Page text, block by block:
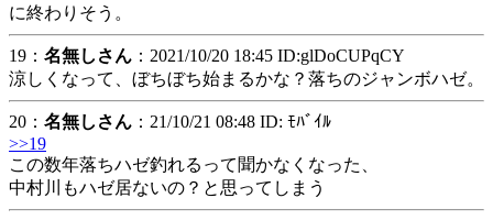
に終わりそう。
19： 名無しさん ：2021/10/20 18:45 ID:glDoCUPqCY
涼しくなって、ぼちぼち始まるかな？落ちのジャンボハゼ。
20： 名無しさん ：21/10/21 08:48 ID: ﾓﾊﾞｲﾙ
>>19
この数年落ちハゼ釣れるって聞かなくなった、
中村川もハゼ居ないの？と思ってしまう